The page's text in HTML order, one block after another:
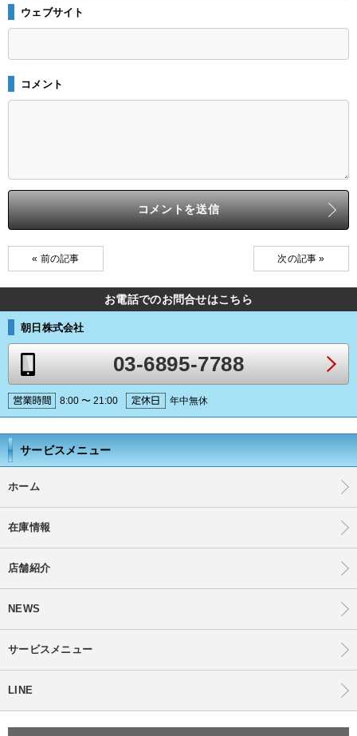
ウェブサイト
コメント
« 前の記事 次の記事 »
お電話でのお問合せはこちら
朝日株式会社
03-6895-7788
8:00 〜 21:00 年中無休
サービスメニュー
ホーム
在庫情報
店舗紹介
NEWS
サービスメニュー
LINE